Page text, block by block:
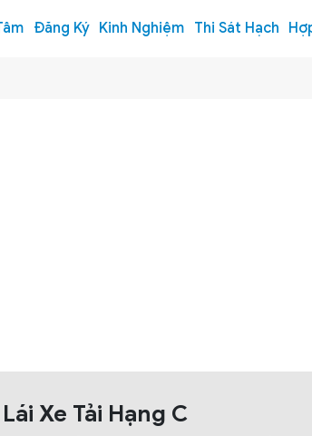
Đăng Ký Kinh Nghiệm Thi Sát Hạch
Xe Tải Hạng C